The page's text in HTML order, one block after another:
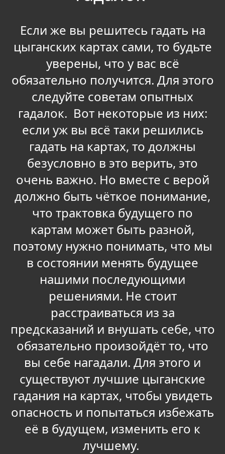
Если же вы решитесь гадать на
цыганских картах сами, то будьте
уверены, что у вас всё
обязательно получится. Для этого
следуйте советам опытных
гадалок. Вот некоторые из них:
если уж вы всё таки решились
гадать на картах, то должны
безусловно в это верить, это
очень важно. Но вместе с верой
должно быть чёткое понимание,
что трактовка будущего по
картам может быть разной,
поэтому нужно понимать, что мы
в состоянии менять будущее
нашими последующими
решениями. Не стоит
расстраиваться из за
предсказаний и внушать себе, что
обязательно произойдёт то, что
вы себе нагадали. Для этого и
существуют лучшие цыганские
гадания на картах, чтобы увидеть
опасность и попытаться избежать
её в будущем, изменить его к
лучшему.